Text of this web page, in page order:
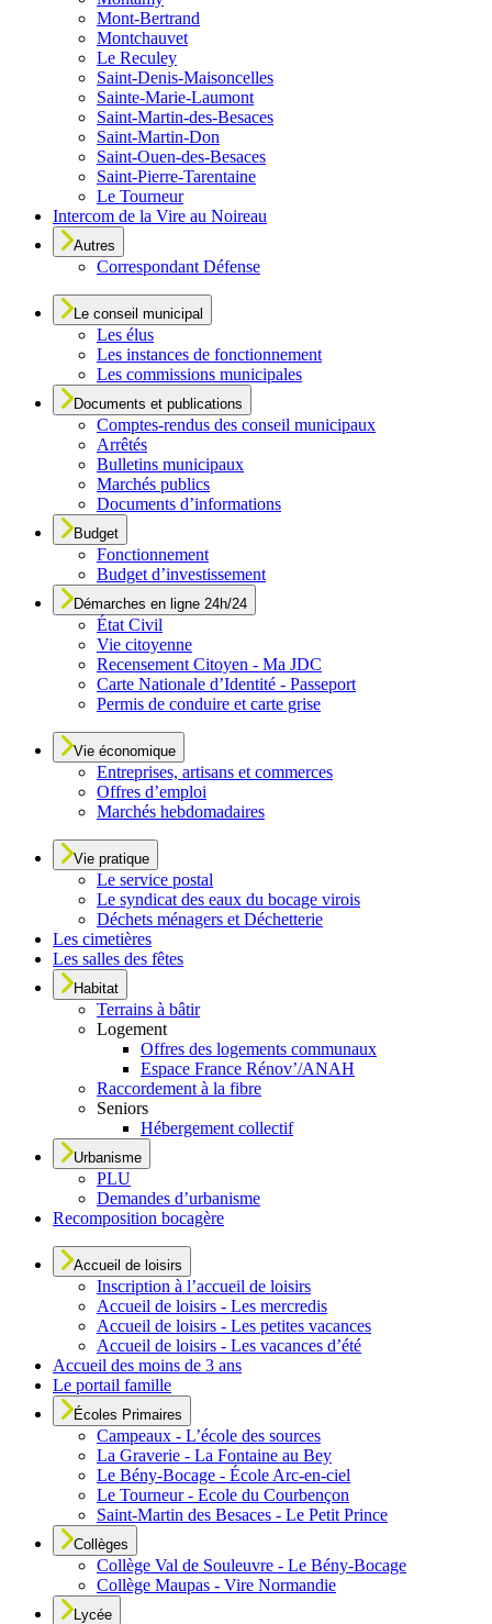
Mont-Bertrand
Montchauvet
Le Reculey
Saint-Denis-Maisoncelles
Sainte-Marie-Laumont
Saint-Martin-des-Besaces
Saint-Martin-Don
Saint-Ouen-des-Besaces
Saint-Pierre-Tarentaine
Le Tourneur
Intercom de la Vire au Noireau
Autres
Correspondant Défense
Le conseil municipal
Les élus
Les instances de fonctionnement
Les commissions municipales
Documents et publications
Comptes-rendus des conseil municipaux
Arrêtés
Bulletins municipaux
Marchés publics
Documents d’informations
Budget
Fonctionnement
Budget d’investissement
Démarches en ligne 24h/24
État Civil
Vie citoyenne
Recensement Citoyen - Ma JDC
Carte Nationale d’Identité - Passeport
Permis de conduire et carte grise
Vie économique
Entreprises, artisans et commerces
Offres d’emploi
Marchés hebdomadaires
Vie pratique
Le service postal
Le syndicat des eaux du bocage virois
Déchets ménagers et Déchetterie
Les cimetières
Les salles des fêtes
Habitat
Terrains à bâtir
Logement
Offres des logements communaux
Espace France Rénov’/ANAH
Raccordement à la fibre
Seniors
Hébergement collectif
Urbanisme
PLU
Demandes d’urbanisme
Recomposition bocagère
Accueil de loisirs
Inscription à l’accueil de loisirs
Accueil de loisirs - Les mercredis
Accueil de loisirs - Les petites vacances
Accueil de loisirs - Les vacances d’été
Accueil des moins de 3 ans
Le portail famille
Écoles Primaires
Campeaux - L’école des sources
La Graverie - La Fontaine au Bey
Le Bény-Bocage - École Arc-en-ciel
Le Tourneur - Ecole du Courbençon
Saint-Martin des Besaces - Le Petit Prince
Collèges
Collège Val de Souleuvre - Le Bény-Bocage
Collège Maupas - Vire Normandie
Lycée